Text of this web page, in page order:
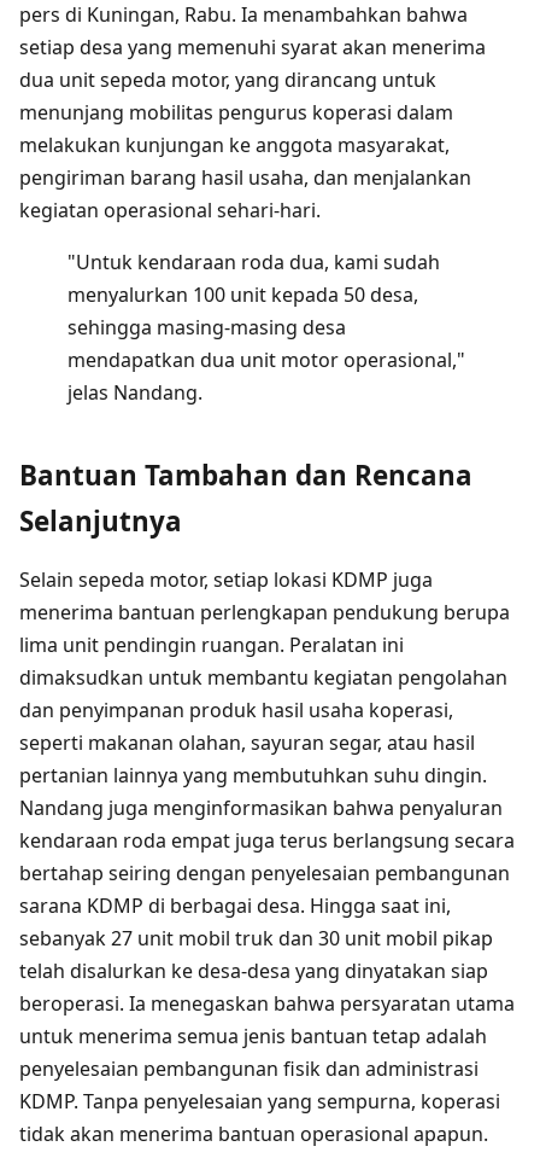
pers di Kuningan, Rabu. Ia menambahkan bahwa
setiap desa yang memenuhi syarat akan menerima
dua unit sepeda motor, yang dirancang untuk
menunjang mobilitas pengurus koperasi dalam
melakukan kunjungan ke anggota masyarakat,
pengiriman barang hasil usaha, dan menjalankan
kegiatan operasional sehari-hari.
"Untuk kendaraan roda dua, kami sudah
menyalurkan 100 unit kepada 50 desa,
sehingga masing-masing desa
mendapatkan dua unit motor operasional,"
jelas Nandang.
Bantuan Tambahan dan Rencana
Selanjutnya
Selain sepeda motor, setiap lokasi KDMP juga
menerima bantuan perlengkapan pendukung berupa
lima unit pendingin ruangan. Peralatan ini
dimaksudkan untuk membantu kegiatan pengolahan
dan penyimpanan produk hasil usaha koperasi,
seperti makanan olahan, sayuran segar, atau hasil
pertanian lainnya yang membutuhkan suhu dingin.
Nandang juga menginformasikan bahwa penyaluran
kendaraan roda empat juga terus berlangsung secara
bertahap seiring dengan penyelesaian pembangunan
sarana KDMP di berbagai desa. Hingga saat ini,
sebanyak 27 unit mobil truk dan 30 unit mobil pikap
telah disalurkan ke desa-desa yang dinyatakan siap
beroperasi. Ia menegaskan bahwa persyaratan utama
untuk menerima semua jenis bantuan tetap adalah
penyelesaian pembangunan fisik dan administrasi
KDMP. Tanpa penyelesaian yang sempurna, koperasi
tidak akan menerima bantuan operasional apapun.